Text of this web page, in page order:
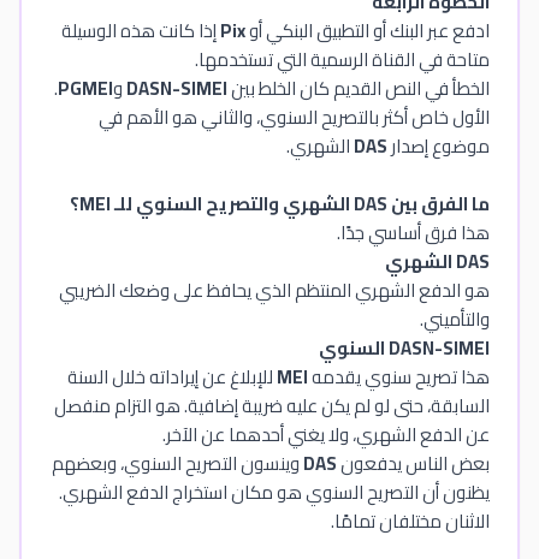
ادفع عبر البنك أو التطبيق البنكي أوPixإذا كانت هذه الوسيلة
متاحة في القناة الرسمية التي تستخدمها.
الخطأ في النص القديم كان الخلط بينDASN-SIMEIوPGMEI
.
الأول خاص أكثر بالتصريح السنوي، والثاني هو الأهم في
موضوع إصدارDASالشهري.
ما الفرق بين DAS الشهري والتصريح السنوي للـ MEI؟
هذا فرق أساسي جدًا.
DAS الشهري
هو الدفع الشهري المنتظم الذي يحافظ على وضعك الضريبي
والتأميني.
DASN-SIMEI السنوي
هذا تصريح سنوي يقدمهMEIللإبلاغ عن إيراداته خلال السنة
السابقة، حتى لو لم يكن عليه ضريبة إضافية. هو التزام منفصل
عن الدفع الشهري، ولا يغني أحدهما عن الآخر.
بعض الناس يدفعونDASوينسون التصريح السنوي، وبعضهم
يظنون أن التصريح السنوي هو مكان استخراج الدفع الشهري.
الاثنان مختلفان تمامًا.